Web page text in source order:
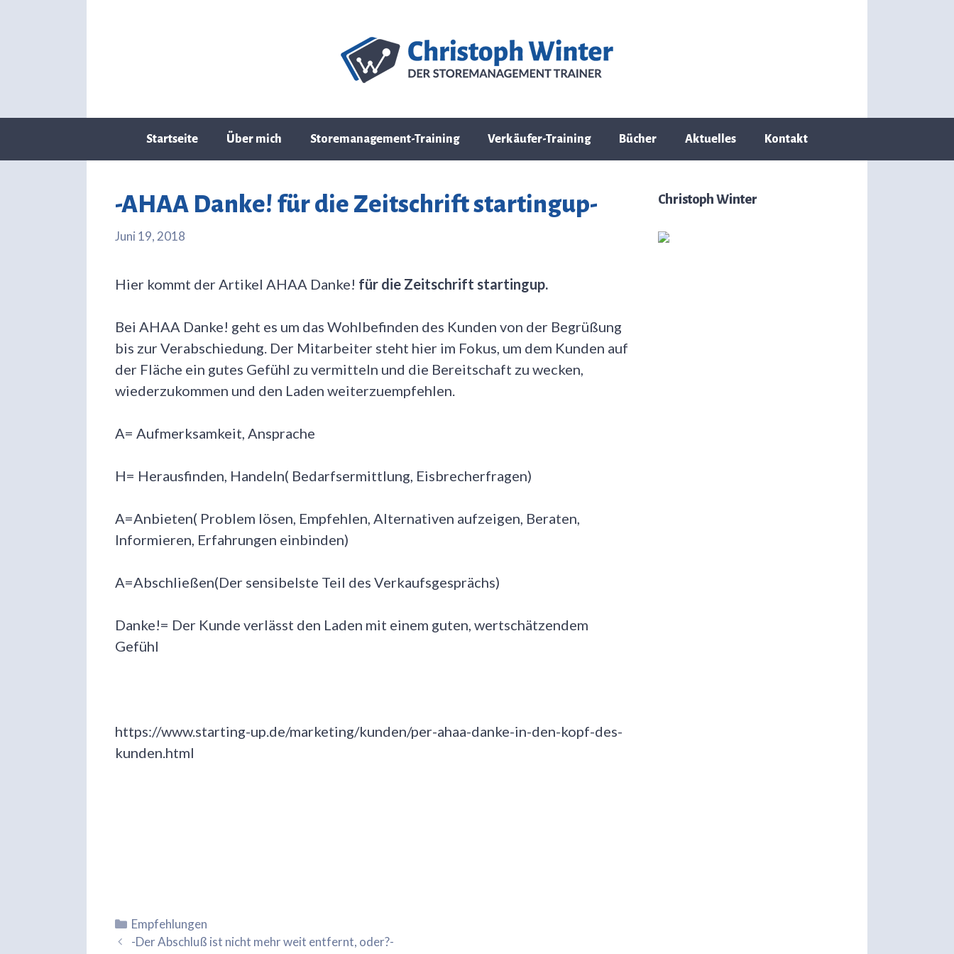
Startseite Über mich Storemanagement-Training Verkäufer-Training Bücher Aktuelles Kontakt
-AHAA Danke! für die Zeitschrift startingup-
Juni 19, 2018
Hier kommt der Artikel AHAA Danke! für die Zeitschrift startingup.
Bei AHAA Danke! geht es um das Wohlbefinden des Kunden von der Begrüßung
bis zur Verabschiedung. Der Mitarbeiter steht hier im Fokus, um dem Kunden auf
der Fläche ein gutes Gefühl zu vermitteln und die Bereitschaft zu wecken,
wiederzukommen und den Laden weiterzuempfehlen.
A= Aufmerksamkeit, Ansprache
H= Herausfinden, Handeln( Bedarfsermittlung, Eisbrecherfragen)
A=Anbieten( Problem lösen, Empfehlen, Alternativen aufzeigen, Beraten,
Informieren, Erfahrungen einbinden)
A=Abschließen(Der sensibelste Teil des Verkaufsgesprächs)
Danke!= Der Kunde verlässt den Laden mit einem guten, wertschätzendem
Gefühl
https://www.starting-up.de/marketing/kunden/per-ahaa-danke-in-den-kopf-des-
kunden.html
Kategorien
Empfehlungen
-Der Abschluß ist nicht mehr weit entfernt, oder?-
Christoph Winter